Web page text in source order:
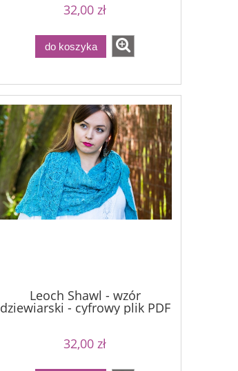
32,00 zł
do koszyka
Leoch Shawl - wzór
dziewiarski - cyfrowy plik PDF
32,00 zł